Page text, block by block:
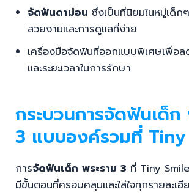
จัดฟันดาม่อน ซึ่งเป็นที่นิยมในหมู่เด็ก
สวยงามและการดูแลที่ง่าย
เครื่องมือจัดฟันที่ออกแบบพิเศษเพื่อล
และระยะเวลาในการรักษา
กระบวนการจัดฟันเด็ก
3 แบบองค์รวมที่
การจัดฟันเด็ก พระราม 3 ที่ Tiny
มีขั้นตอนที่ครอบคลุมและใส่ใจทุกรายละเอี